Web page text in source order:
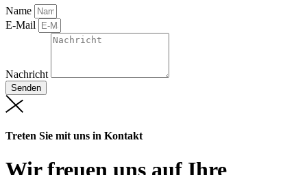
Name
E-Mail
Nachricht
Senden
Treten Sie mit uns in Kontakt
Wir freuen uns auf Ihre